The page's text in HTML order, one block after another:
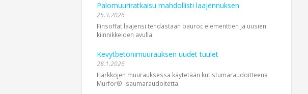
Palomuuriratkaisu mahdollisti laajennuksen
25.3.2026
Finsoffat laajensi tehdastaan bauroc elementtien ja uusien
kiinnikkeiden avulla.
Kevytbetonimuurauksen uudet tuulet
28.1.2026
Harkkojen muurauksessa käytetään kutistumaraudoitteena
Murfor® -saumaraudoitetta